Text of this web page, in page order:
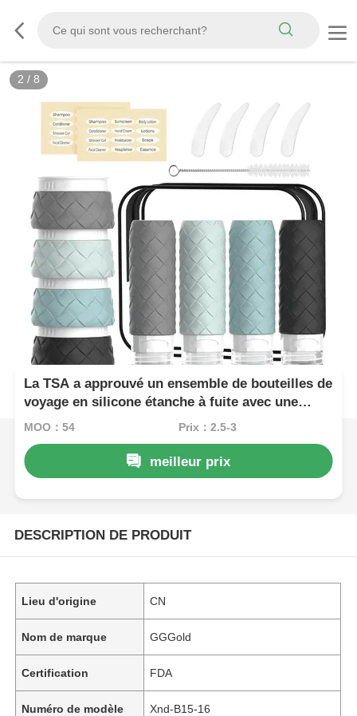
3 / 8
La TSA a approuvé un ensemble de bouteilles de
voyage en silicone étanche à fuite avec une
large bouche pour un remplissage facile.
MOQ：54 Prix：2.5-3
meilleur prix
DESCRIPTION DE PRODUIT
Lieu d'origine CN
Nom de marque GGGold
Certification FDA
Numéro de modèle Xnd-B15-16